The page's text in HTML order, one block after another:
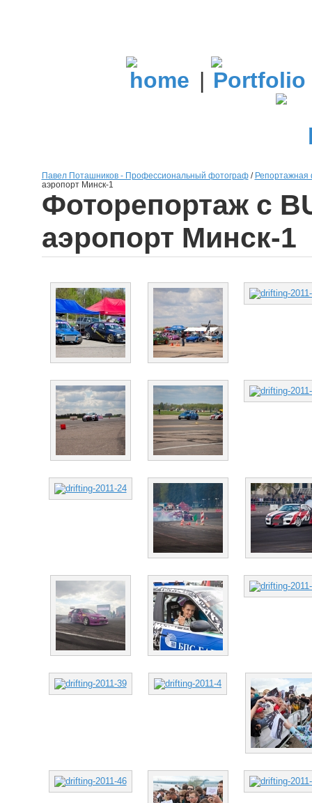
|
Павел Поташников - Профессиональный фотограф/ Репортажная
аэропорт Минск-1
Фоторепортаж с
аэропорт Минск-1